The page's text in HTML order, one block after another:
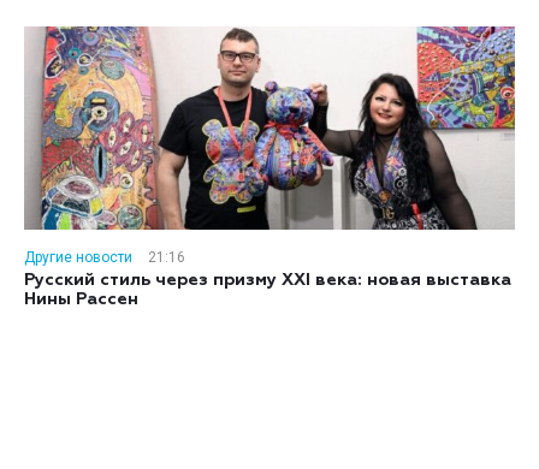
Другие новости
21:16
Русский стиль через призму XXI века: новая выставка
Нины Рассен